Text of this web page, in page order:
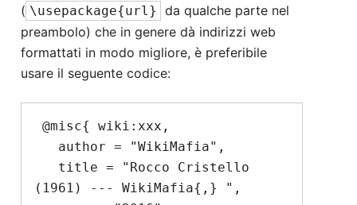
( \usepackage{url}
da qualche parte nel
preambolo) che in genere dà indirizzi web
formattati in modo migliore, è preferibile
usare il seguente codice:
(1961) --- WikiMafia{,} ",